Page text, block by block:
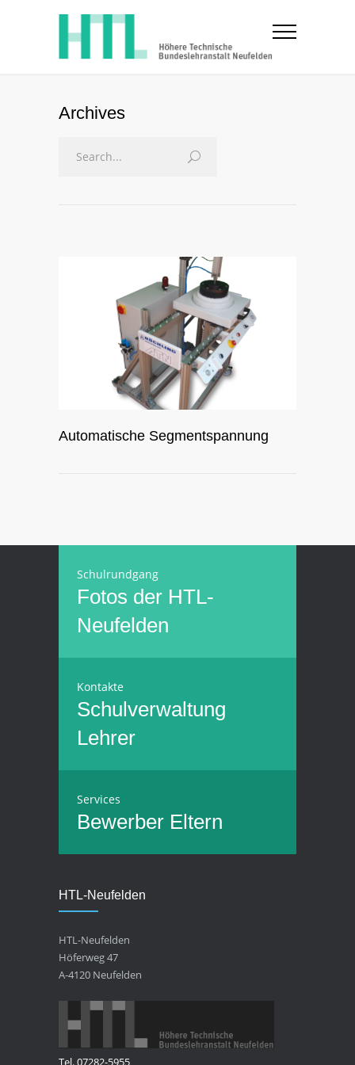
Archives
Automatische Segmentspannung
Schulrundgang
Fotos der HTL-
Neufelden
Kontakte
Schulverwaltung
Lehrer
Services
Bewerber Eltern
HTL-Neufelden
HTL-Neufelden
Höferweg 47
A-4120 Neufelden
Tel. 07282-5955